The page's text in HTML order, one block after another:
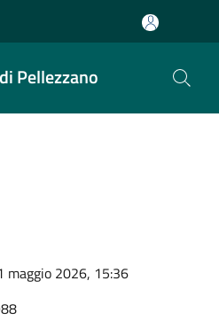
Pellezzano
maggio 2026, 15:36